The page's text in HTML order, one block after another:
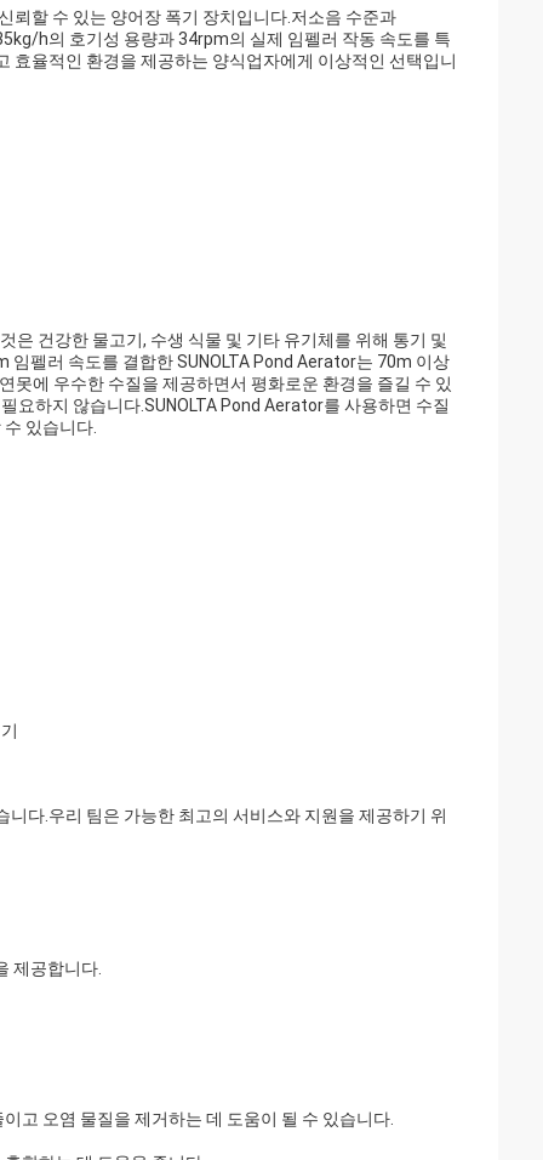
뢰할 수 있는 양어장 폭기 장치입니다.저소음 수준과
h의 호기성 용량과 34rpm의 실제 임펠러 작동 속도를 특
율적인 환경을 제공하는 양식업자에게 이상적인 선택입니
은 건강한 물고기, 수생 식물 및 기타 유기체를 위해 통기 및
임펠러 속도를 결합한 SUNOLTA Pond Aerator는 70m 이상
못에 우수한 수질을 제공하면서 평화로운 환경을 즐길 수 있
요하지 않습니다.SUNOLTA Pond Aerator를 사용하면 수질
있습니다.
다.우리 팀은 가능한 최고의 서비스와 지원을 제공하기 위
제공합니다.
고 오염 물질을 제거하는 데 도움이 될 수 있습니다.